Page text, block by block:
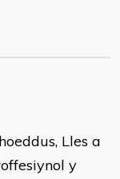
Lles a
y